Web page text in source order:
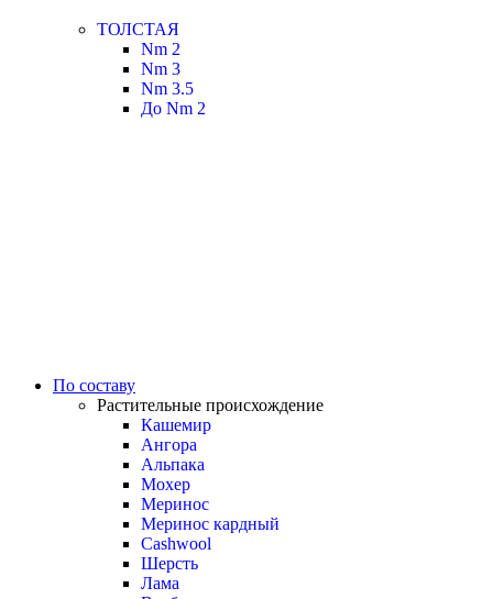
ТОЛСТАЯ
Nm 2
Nm 3
Nm 3.5
До Nm 2
По составу
Растительные происхождение
Кашемир
Ангора
Альпака
Мохер
Меринос
Меринос кардный
Cashwool
Шерсть
Лама